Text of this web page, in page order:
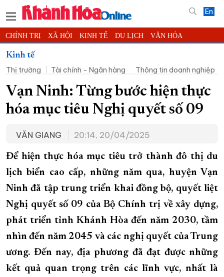
En
CHÍNH TRỊ XÃ HỘI KINH TẾ DU LỊCH VĂN HÓA
THỂ THAO
KHOA HỌC - CÔNG NGHỆ PHÁP LUẬT BẠN ĐỌC PHÓNG SỰ
THẾ GIỚI MULTIMEDIA VIDEO ĐỌC BÁO ONLINE
PODCAST THÔNG TIN - QUẢNG CÁO
TRƯỜNG SA BIỂN ĐẢO QUÊ HƯƠNG
CHUNG TAY CẢI CÁCH HÀNH CHÍNH
XÂY DỰNG NÔNG THÔN MỚI LỊCH CẮT ĐIỆN
TÀU - XE - MÁY BAY
KỶ NIỆM 370 NĂM XÂY DỰNG VÀ PHÁT TRIỂN TỈNH KHÁNH HÒA
KHOẢNH KHẮC ĐẸP XỨ TRẦM
XÂY DỰNG KHÁNH HÒA TRỞ THÀNH THÀNH PHỐ TRỰC THUỘC
ĐẠI HỘI ĐẢNG CÁC CẤP TRANG CHỦ VỀ BÁO KHÁNH HÒA
Kinh tế
Thị trường
Tài chính - Ngân hàng Thông tin doanh nghiệp
Vạn Ninh: Từng bước hiện thực
hóa mục tiêu Nghị quyết số 09
VĂN GIANG 20:14, 20/04/2025
Để hiện thực hóa mục tiêu trở thành đô thị du
lịch biển cao cấp, những năm qua, huyện Vạn
Ninh đã tập trung triển khai đồng bộ, quyết liệt
Nghị quyết số 09 của Bộ Chính trị về xây dựng,
phát triển tỉnh Khánh Hòa đến năm 2030, tầm
nhìn đến năm 2045 và các nghị quyết của Trung
ương. Đến nay, địa phương đã đạt được những
kết quả quan trọng trên các lĩnh vực, nhất là